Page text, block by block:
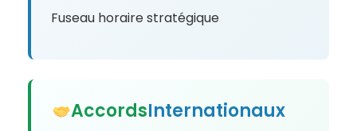
Fuseau horaire stratégique
AccordsInternationaux